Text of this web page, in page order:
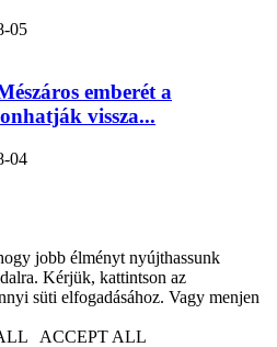
05
emberét a
vissza...
04
jobb élményt nyújthassunk
Kérjük, kattintson az
süti elfogadásához. Vagy menjen
ACCEPT ALL